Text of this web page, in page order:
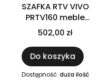
SZAFKA RTV VIVO
PRTV160 meble
pokojowe do salonu
dąb line białe fronty na
drewnianych nogach
160 x 50 x 40 cm
502,00 zł
Do koszyka
Dostępność: duża ilość